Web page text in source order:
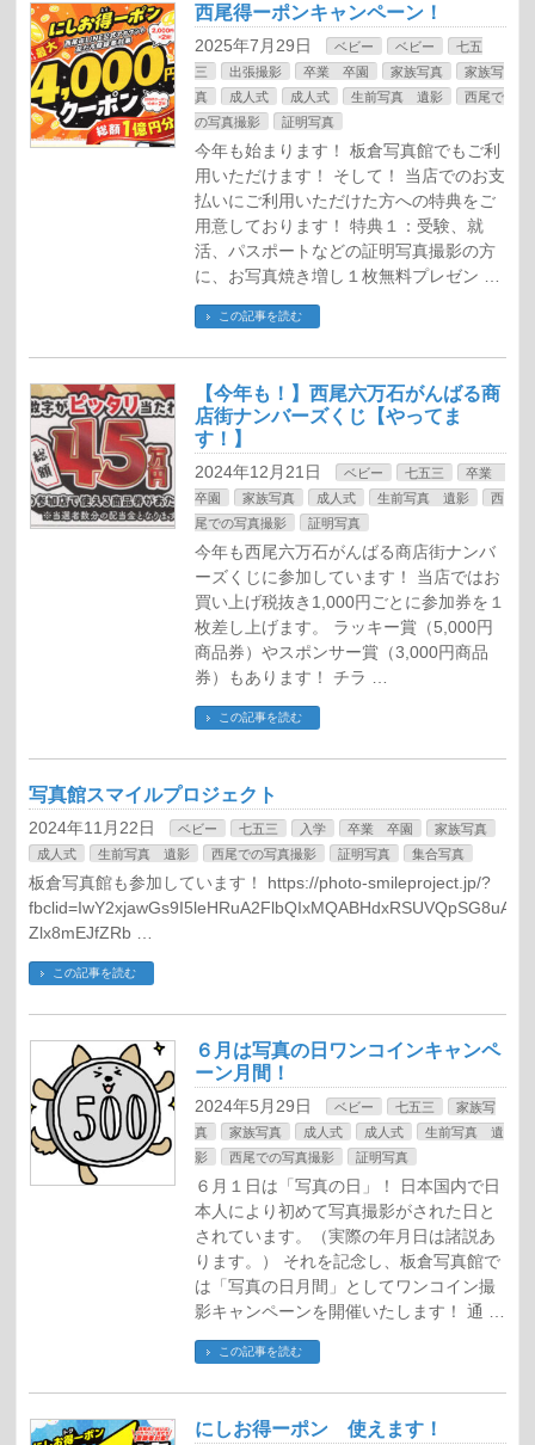
西尾得ーポンキャンペーン！
2025年7月29日 ベビー ベビー
七五
三
出張撮影 卒業 卒園 家族写真
家族写
真
成人式 成人式 生前写真 遺影
西尾で
の写真撮影
証明写真
今年も始まります！ 板倉写真館でもご利
用いただけます！ そして！ 当店でのお支
払いにご利用いただけた方への特典をご
用意しております！ 特典１：受験、就
活、パスポートなどの証明写真撮影の方
に、お写真焼き増し１枚無料プレゼン …
この記事を読む
【今年も！】西尾六万石がんばる商
店街ナンバーズくじ【やってま
す！】
2024年12月21日 ベビー 七五三
卒業
卒園
家族写真 成人式 生前写真 遺影
西
尾での写真撮影
証明写真
今年も西尾六万石がんばる商店街ナンバ
ーズくじに参加しています！ 当店ではお
買い上げ税抜き1,000円ごとに参加券を１
枚差し上げます。 ラッキー賞（5,000円
商品券）やスポンサー賞（3,000円商品
券）もあります！ チラ …
この記事を読む
写真館スマイルプロジェクト
2024年11月22日 ベビー 七五三 入学 卒業 卒園
家族写真
成人式
生前写真 遺影 西尾での写真撮影 証明写真 集合写真
板倉写真館も参加しています！ https://photo-smileproject.jp/?
fbclid=IwY2xjawGs9I5leHRuA2FlbQIxMQABHdxRSUVQpSG8uAO-
Zlx8mEJfZRb …
この記事を読む
６月は写真の日ワンコインキャンペ
ーン月間！
2024年5月29日 ベビー 七五三
家族写
真
家族写真 成人式 成人式
生前写真 遺
影
西尾での写真撮影 証明写真
６月１日は「写真の日」！ 日本国内で日
本人により初めて写真撮影がされた日と
されています。（実際の年月日は諸説あ
ります。） それを記念し、板倉写真館で
は「写真の日月間」としてワンコイン撮
影キャンペーンを開催いたします！ 通 …
この記事を読む
にしお得ーポン 使えます！